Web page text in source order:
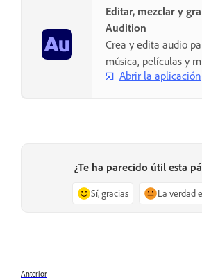
Editar, mezclar y
Audition
Crea y edita audio
música, películas y
Abrir la aplicación
¿Te ha parecido útil esta
Sí, gracias La verdad
Anterior